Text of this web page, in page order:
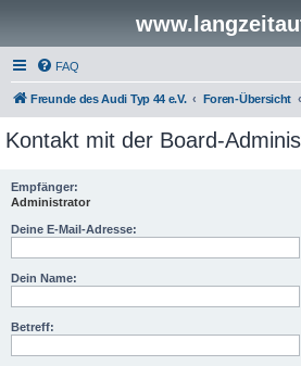
FAQ
Freunde des Audi Typ 44 e.V. Foren-Übersicht
Kontakt mit der Board-
Empfänger:
Administrator
Deine E-Mail-Adresse:
Dein Name:
Betreff: